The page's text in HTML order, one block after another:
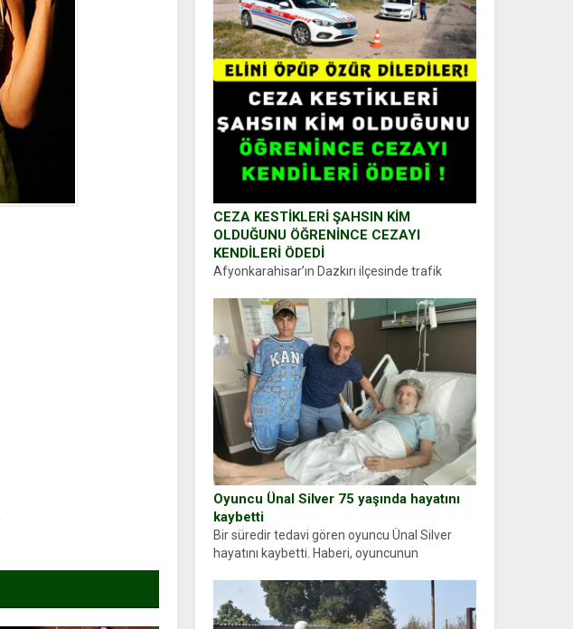
CEZA KESTİKLERİ ŞAHSIN KİM
OLDUĞUNU ÖĞRENİNCE CEZAYI
KENDİLERİ ÖDEDİ
Afyonkarahisar’ın Dazkırı ilçesinde trafik
durdurdukları bir otomobilin sürücüsünden
ehliyet ve ruhsat sorup belgelerini istedi.
Sürücü Abdurrahman Ö.nün verdiği evraklarda
eksik olduğunu...
Oyuncu Ünal Silver 75 yaşında hayatını
kaybetti
Bir süredir tedavi gören oyuncu Ünal Silver
hayatını kaybetti. Haberi, oyuncunun
sosyal medya hesabında “Usta Oyuncumuz ve
çok değerli dostumuz...